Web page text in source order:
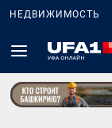
НЕДВИЖИМОСТЬ